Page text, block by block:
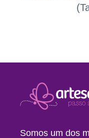
Somos um dos